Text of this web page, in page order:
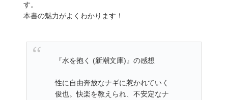
す。
本書の魅力がよくわかります！
『水を抱く (新潮文庫)』の感想
性に自由奔放なナギに惹かれていく
俊也。快楽を教えられ、不安定なナ